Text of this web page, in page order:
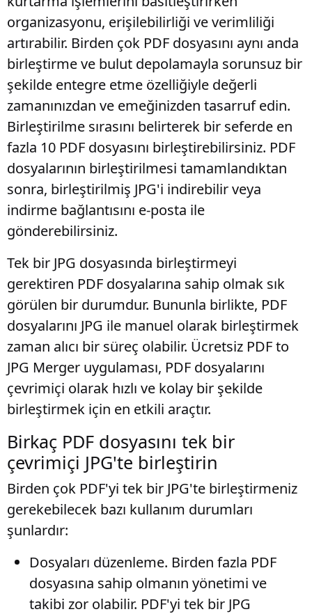
organizasyonu, erişilebilirliği ve verimliliği
artırabilir. Birden çok PDF dosyasını aynı anda
birleştirme ve bulut depolamayla sorunsuz bir
şekilde entegre etme özelliğiyle değerli
zamanınızdan ve emeğinizden tasarruf edin.
Birleştirilme sırasını belirterek bir seferde en
fazla 10 PDF dosyasını birleştirebilirsiniz. PDF
dosyalarının birleştirilmesi tamamlandıktan
sonra, birleştirilmiş JPG'i indirebilir veya
indirme bağlantısını e-posta ile
gönderebilirsiniz.
Tek bir JPG dosyasında birleştirmeyi
gerektiren PDF dosyalarına sahip olmak sık
görülen bir durumdur. Bununla birlikte, PDF
dosyalarını JPG ile manuel olarak birleştirmek
zaman alıcı bir süreç olabilir. Ücretsiz PDF to
JPG Merger uygulaması, PDF dosyalarını
çevrimiçi olarak hızlı ve kolay bir şekilde
birleştirmek için en etkili araçtır.
Birkaç PDF dosyasını tek bir
çevrimiçi JPG'te birleştirin
Birden çok PDF'yi tek bir JPG'te birleştirmeniz
gerekebilecek bazı kullanım durumları
şunlardır:
Dosyaları düzenleme. Birden fazla PDF
dosyasına sahip olmanın yönetimi ve
takibi zor olabilir. PDF'yi tek bir JPG